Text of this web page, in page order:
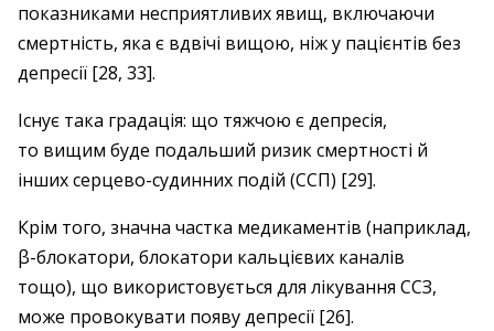
показниками несприятливих явищ, включаючи
смертність, яка є вдвічі вищою, ніж у пацієнтів без
депресії [28, 33].
Існує така градація: що тяжчою є депресія,
то вищим буде подальший ризик смертності й
інших серцево-судинних подій (ССП) [29].
Крім того, значна частка медикаментів (наприклад,
β-блокатори, блокатори кальцієвих каналів
тощо), що використовується для лікування ССЗ,
може провокувати появу депресії [26].